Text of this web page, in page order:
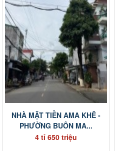
NHÀ MẶT TIỀN AMA KHÊ -
PHƯỜNG BUÔN MA...
4 tỉ 650 triệu